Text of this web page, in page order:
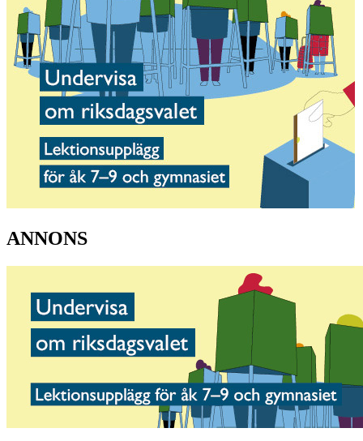
ANNONS